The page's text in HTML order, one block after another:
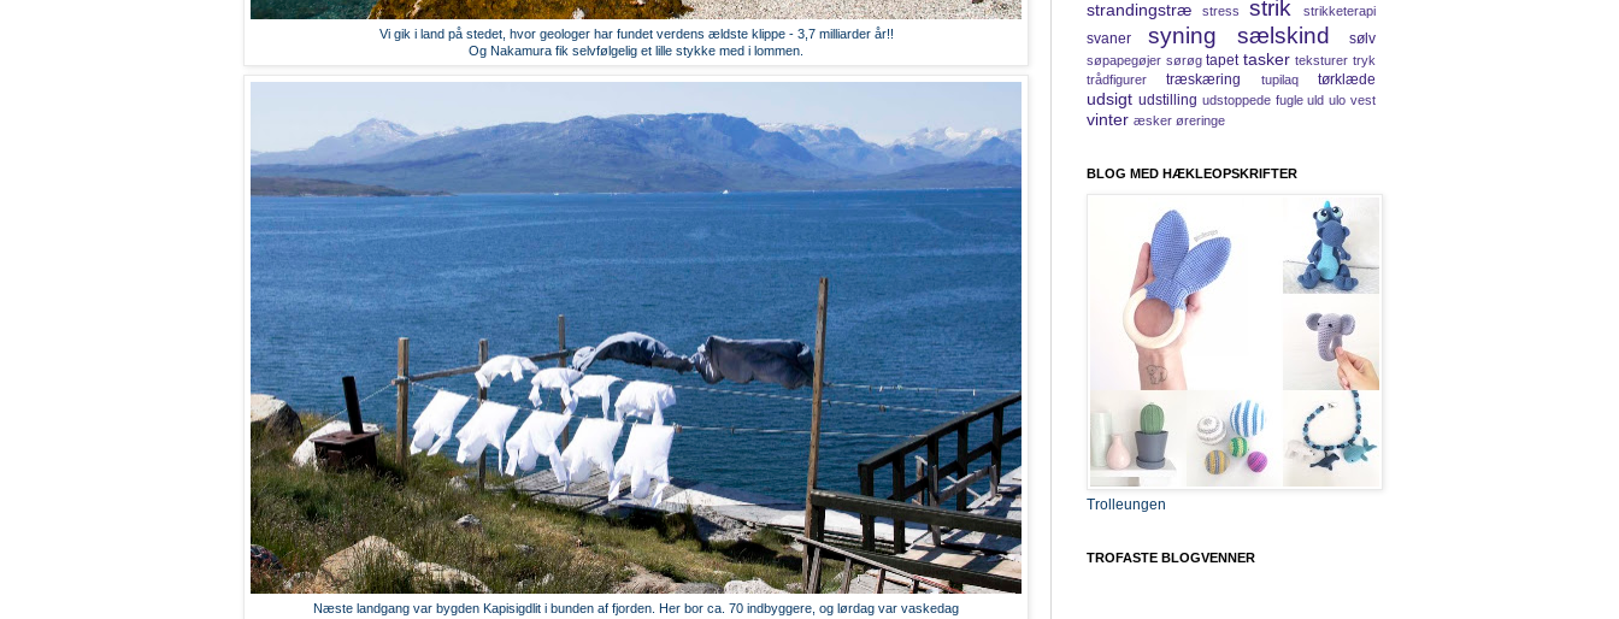
Vi gik i land på stedet, hvor geologer har fundet verdens ældste klippe - 3,7 milliarder år!!
Og Nakamura fik selvfølgelig et lille stykke med i lommen.
Næste landgang var bygden Kapisigdlit i bunden af fjorden. Her bor ca. 70 indbyggere, og lørdag var vaskedag
strandingstræ stress strik strikketerapi
svaner syning sælskind sølv
søpapegøjer sørøg tapet tasker teksturer tryk
trådfigurer
træskæring tupilaq tørklæde
udsigt udstilling udstoppede fugle uld ulo vest
vinter æsker øreringe
BLOG MED HÆKLEOPSKRIFTER
Trolleungen
TROFASTE BLOGVENNER